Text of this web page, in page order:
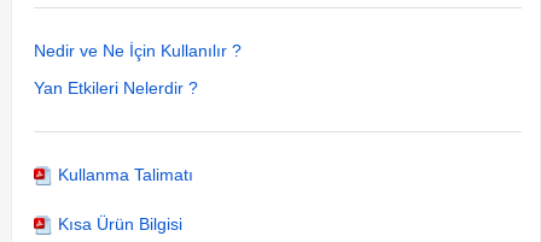
Nedir ve Ne İçin Kullanılır ?
Yan Etkileri Nelerdir ?
Kullanma Talimatı
Kısa Ürün Bilgisi